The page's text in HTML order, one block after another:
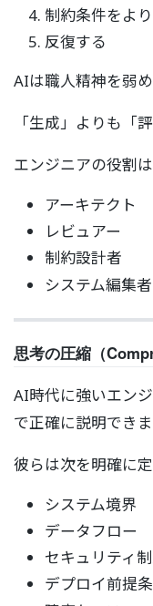
制約条件をよ
反復する
AIは職人精神を弱
「生成」よりも「
エンジニアの役割
アーキテクト
レビュアー
制約設計者
システム編集者
思考の圧縮（
AI時代に強いエン
で正確に説明できま
彼らは次を明確に
システム境界
データフロー
セキュリティ
デプロイ前提